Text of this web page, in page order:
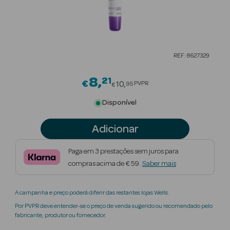
Beauty Season
Nutricosmética
Perfumes
Beauty Season
REF: 8627329
€8 21Price reduced from
€10 95 PVPR
Disponível
Adicionar
Paga em 3 prestações sem juros para
compras acima de € 59. Saber mais
A campanha e preço poderá diferir das restantes lojas Wells.
Por PVPR deve entender-se o preço de venda sugerido ou recomendado pelo
fabricante, produtor ou fornecedor.